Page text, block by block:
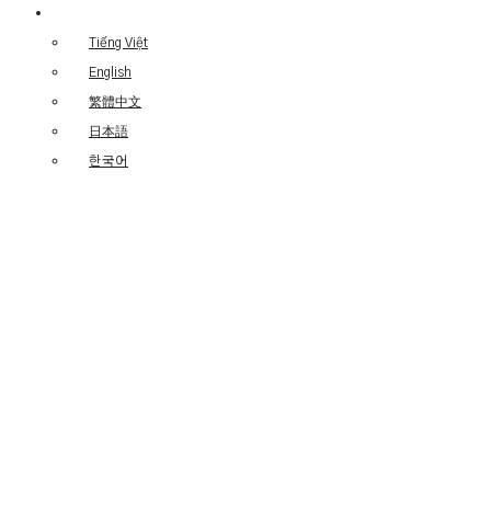
Tiếng Việt
English
繁體中文
日本語
한국어